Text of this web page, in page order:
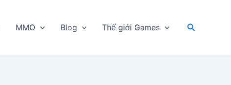
MMO Blog Thế giới Games
Tìm